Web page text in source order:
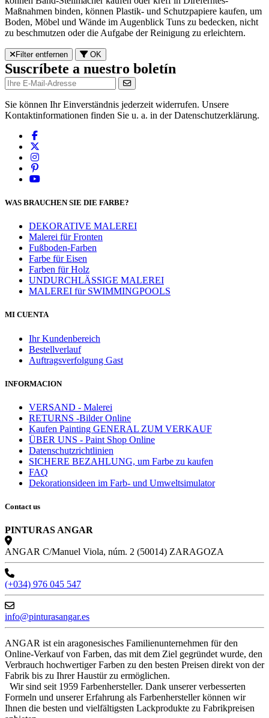
Maßnahmen binden, können Plastik- und Schutzpapiere kaufen, um
Boden, Möbel und Wände im Augenblick Tuns zu bedecken, nicht
zu beschmutzen oder die Aufgabe der Reinigung zu erleichtern.
Filter entfernen OK
Suscríbete a nuestro boletín
Sie können Ihr Einverständnis jederzeit widerrufen. Unsere
Kontaktinformationen finden Sie u. a. in der Datenschutzerklärung.
WAS BRAUCHEN SIE DIE FARBE?
DEKORATIVE MALEREI
Malerei für Fronten
Fußboden-Farben
Farbe für Eisen
Farben für Holz
UNDURCHLÄSSIGE MALEREI
MALEREI für SWIMMINGPOOLS
MI CUENTA
Ihr Kundenbereich
Bestellverlauf
Auftragsverfolgung Gast
INFORMACION
VERSAND - Malerei
RETURNS -Bilder Online
Kaufen Painting GENERAL ZUM VERKAUF
ÜBER UNS - Paint Shop Online
Datenschutzrichtlinien
SICHERE BEZAHLUNG, um Farbe zu kaufen
FAQ
Dekorationsideen im Farb- und Umweltsimulator
Contact us
PINTURAS ANGAR
ANGAR C/Manuel Viola, núm. 2 (50014) ZARAGOZA
(+034) 976 045 547
info@pinturasangar.es
ANGAR ist ein aragonesisches Familienunternehmen für den
Online-Verkauf von Farben, das mit dem Ziel gegründet wurde, den
Verbrauch hochwertiger Farben zu den besten Preisen direkt von der
Fabrik bis zu Ihrer Haustür zu ermöglichen.
Wir sind seit 1959 Farbenhersteller. Dank unserer verbesserten
Formeln und unserer Erfahrung als Farbenhersteller können wir
Ihnen die besten und vielfältigsten Lackprodukte zu Fabrikpreisen